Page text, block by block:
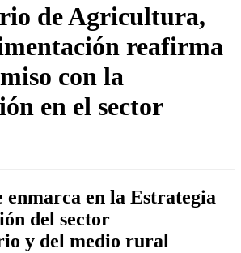
de Agricultura,
reafirma
con la
en el sector
enmarca en la Estrategia
del sector
y del medio rural